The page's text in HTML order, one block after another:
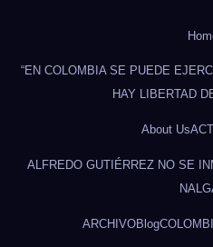
“EN COLOMBIA SE PUEDE
HAY LIBERTAD
About Us
ALFREDO GUTIÉRREZ NO SE
ARCHIVOBlog